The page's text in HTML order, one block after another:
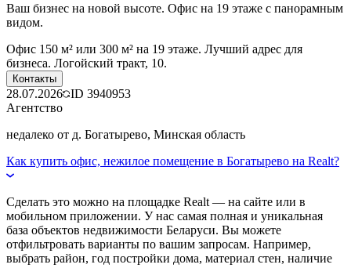
Ваш бизнес на новой высоте. Офис на 19 этаже с панорамным
видом.
Офис 150 м² или 300 м² на 19 этаже. Лучший адрес для
бизнеса. Логойский тракт, 10.
Контакты
28.07.2026 ID 3940953
Агентство
недалеко от д. Богатырево, Минская область
Как купить офис, нежилое помещение в Богатырево на Realt?
Сделать это можно на площадке Realt — на сайте или в
мобильном приложении. У нас самая полная и уникальная
база объектов недвижимости Беларуси. Вы можете
отфильтровать варианты по вашим запросам. Например,
выбрать район, год постройки дома, материал стен, наличие